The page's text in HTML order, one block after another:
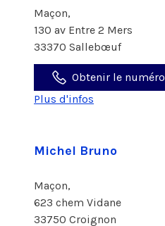
Maçon,
130 av Entre 2 Mers
33370 Sallebœuf
Obtenir le numéro
Plus d'infos
Michel Bruno
Maçon,
623 chem Vidane
33750 Croignon